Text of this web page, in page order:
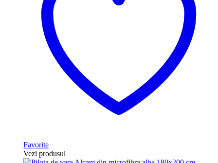
Favorite
Vezi produsul